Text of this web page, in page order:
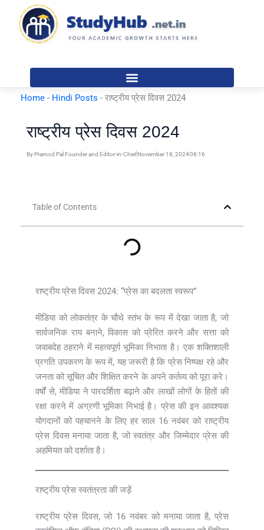
content
Home - Hindi Posts - राष्ट्रीय प्रेस दिवस 2024
राष्ट्रीय प्रेस दिवस 2024
By Pramod Pal Founder and Editor-in-ChiefNovember 18, 202408:16
Table of Contents
राष्ट्रीय प्रेस दिवस 2024: “प्रेस का बदलता स्वरूप”
मीडिया को लोकतंत्र के चौथे स्तंभ के रूप में देखा जाता है, जो
सार्वजनिक राय बनाने, विकास को प्रेरित करने और सत्ता को
जवाबदेह ठहराने में महत्वपूर्ण भूमिका निभाता है। एक शक्तिशाली
प्रगति उपकरण के रूप में, यह जरूरी है कि प्रेस निष्पक्ष रहे और
जनता को सूचित और शिक्षित करने के अपने कर्तव्य को पूरा करे।
वर्षों से, मीडिया ने पारदर्शिता बढ़ाने और लाखों लोगों के हितों की
रक्षा करने में अग्रणी भूमिका निभाई है। प्रेस की इन आवश्यक
योगदानों को पहचानने के लिए हर साल 16 नवंबर को राष्ट्रीय
प्रेस दिवस मनाया जाता है, जो स्वतंत्र और जिम्मेदार प्रेस की
अहमियत को दर्शाता है।
राष्ट्रीय प्रेस स्वतंत्रता की जड़ें
राष्ट्रीय प्रेस दिवस, जो 16 नवंबर को मनाया जाता है, प्रेस